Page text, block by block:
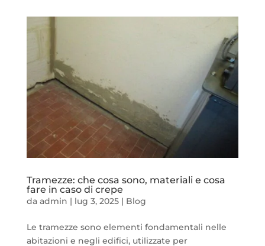
Tramezze: che cosa sono, materiali e cosa
fare in caso di crepe
da admin | lug 3, 2025| Blog
Le tramezze sono elementi fondamentali nelle
abitazioni e negli edifici, utilizzate per